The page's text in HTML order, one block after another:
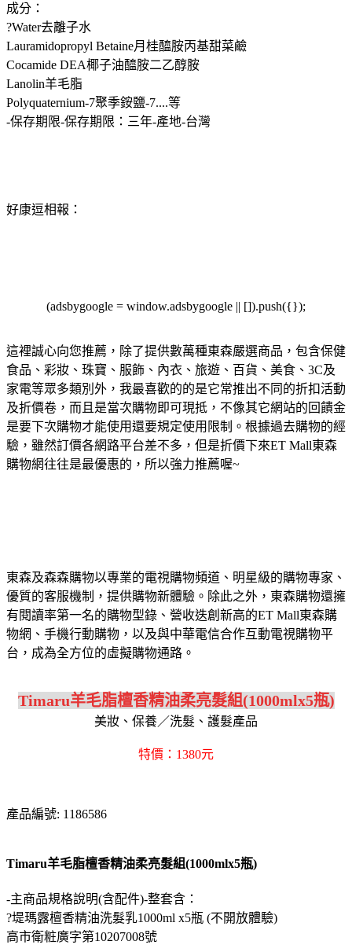
成分：
?Water去離子水
Lauramidopropyl Betaine月桂醯胺丙基甜菜鹼
Cocamide DEA椰子油醯胺二乙醇胺
Lanolin羊毛脂
Polyquaternium-7聚季銨鹽-7....等
-保存期限-保存期限：三年-產地-台灣
好康逗相報：
(adsbygoogle = window.adsbygoogle || []).push({});
這裡誠心向您推薦，除了提供數萬種東森嚴選商品，包含保健
食品、彩妝、珠寶、服飾、內衣、旅遊、百貨、美食、3C及
家電等眾多類別外，我最喜歡的的是它常推出不同的折扣活動
及折價卷，而且是當次購物即可現抵，不像其它網站的回饋金
是要下次購物才能使用還要規定使用限制。根據過去購物的經
驗，雖然訂價各網路平台差不多，但是折價下來ET Mall東森
購物網往往是最優惠的，所以強力推薦喔~
東森及森森購物以專業的電視購物頻道、明星級的購物專家、
優質的客服機制，提供購物新體驗。除此之外，東森購物還擁
有閱讀率第一名的購物型錄、營收迭創新高的ET Mall東森購
物網、手機行動購物，以及與中華電信合作互動電視購物平
台，成為全方位的虛擬購物通路。
Timaru羊毛脂檀香精油柔亮髮組(1000mlx5瓶)
美妝、保養／洗髮、護髮產品
特價：1380元
產品編號: 1186586
Timaru羊毛脂檀香精油柔亮髮組(1000mlx5瓶)
-主商品規格說明(含配件)-整套含：
?堤瑪露檀香精油洗髮乳1000ml x5瓶 (不開放體驗)
高市衛粧廣字第10207008號